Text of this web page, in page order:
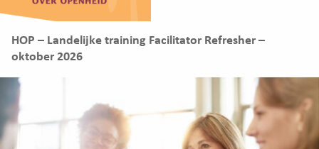
HOP – Landelijke training Facilitator Refresher –
oktober 2026